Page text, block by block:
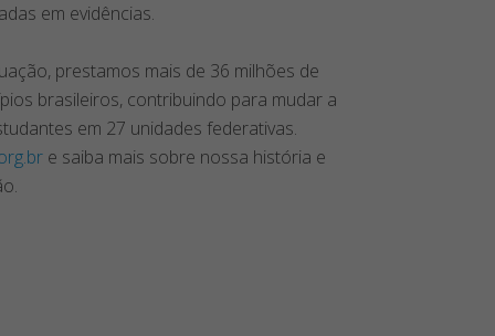
em evidências.
prestamos mais de 36 milhões de
brasileiros, contribuindo para mudar a
em 27 unidades federativas.
e saiba mais sobre nossa história e